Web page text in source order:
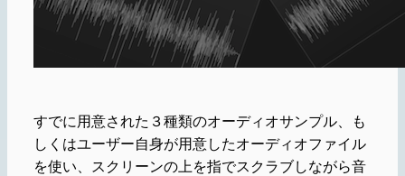
すでに用意された３種類のオーディオサンプル、も
しくはユーザー自身が用意したオーディオファイル
を使い、スクリーンの上を指でスクラブしながら音